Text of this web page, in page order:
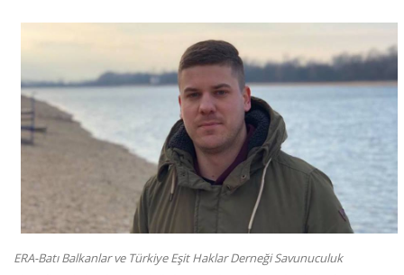
ERA-Batı Balkanlar ve Türkiye Eşit Haklar Derneği Savunuculuk